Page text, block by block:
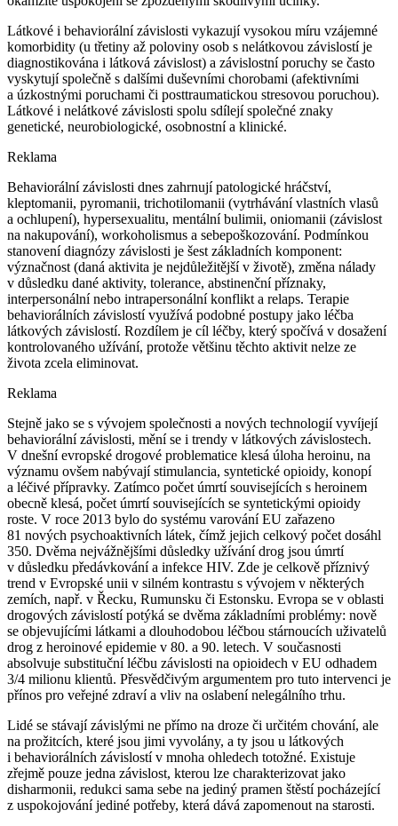
Látkové i behaviorální závislosti vykazují vysokou míru vzájemné
komorbidity (u třetiny až poloviny osob s nelátkovou závislostí je
diagnostikována i látková závislost) a závislostní poruchy se často
vyskytují společně s dalšími duševními chorobami (afektivními
a úzkostnými poruchami či posttraumatickou stresovou poruchou).
Látkové i nelátkové závislosti spolu sdílejí společné znaky
genetické, neurobiologické, osobnostní a klinické.
Reklama
Behaviorální závislosti dnes zahrnují patologické hráčství,
kleptomanii, pyromanii, trichotilomanii (vytrhávání vlastních vlasů
a ochlupení), hypersexualitu, mentální bulimii, oniomanii (závislost
na nakupování), workoholismus a sebepoškozování. Podmínkou
stanovení diagnózy závislosti je šest základních komponent:
význačnost (daná aktivita je nejdůležitější v životě), změna nálady
v důsledku dané aktivity, tolerance, abstinenční příznaky,
interpersonální nebo intrapersonální konflikt a relaps. Terapie
behaviorálních závislostí využívá podobné postupy jako léčba
látkových závislostí. Rozdílem je cíl léčby, který spočívá v dosažení
kontrolovaného užívání, protože většinu těchto aktivit nelze ze
života zcela eliminovat.
Reklama
Stejně jako se s vývojem společnosti a nových technologií vyvíjejí
behaviorální závislosti, mění se i trendy v látkových závislostech.
V dnešní evropské drogové problematice klesá úloha heroinu, na
významu ovšem nabývají stimulancia, syntetické opioidy, konopí
a léčivé přípravky. Zatímco počet úmrtí souvisejících s heroinem
obecně klesá, počet úmrtí souvisejících se syntetickými opioidy
roste. V roce 2013 bylo do systému varování EU zařazeno
81 nových psychoaktivních látek, čímž jejich celkový počet dosáhl
350. Dvěma nejvážnějšími důsledky užívání drog jsou úmrtí
v důsledku předávkování a infekce HIV. Zde je celkově příznivý
trend v Evropské unii v silném kontrastu s vývojem v některých
zemích, např. v Řecku, Rumunsku či Estonsku. Evropa se v oblasti
drogových závislostí potýká se dvěma základními problémy: nově
se objevujícími látkami a dlouhodobou léčbou stárnoucích uživatelů
drog z heroinové epidemie v 80. a 90. letech. V současnosti
absolvuje substituční léčbu závislosti na opioidech v EU odhadem
3/4 milionu klientů. Přesvědčivým argumentem pro tuto intervenci je
přínos pro veřejné zdraví a vliv na oslabení nelegálního trhu.
Lidé se stávají závislými ne přímo na droze či určitém chování, ale
na prožitcích, které jsou jimi vyvolány, a ty jsou u látkových
i behaviorálních závislostí v mnoha ohledech totožné. Existuje
zřejmě pouze jedna závislost, kterou lze charakterizovat jako
disharmonii, redukci sama sebe na jediný pramen štěstí pocházející
z uspokojování jediné potřeby, která dává zapomenout na starosti.